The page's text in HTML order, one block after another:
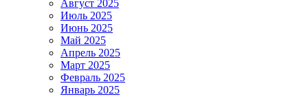
Август 2025
Июль 2025
Июнь 2025
Май 2025
Апрель 2025
Март 2025
Февраль 2025
Январь 2025